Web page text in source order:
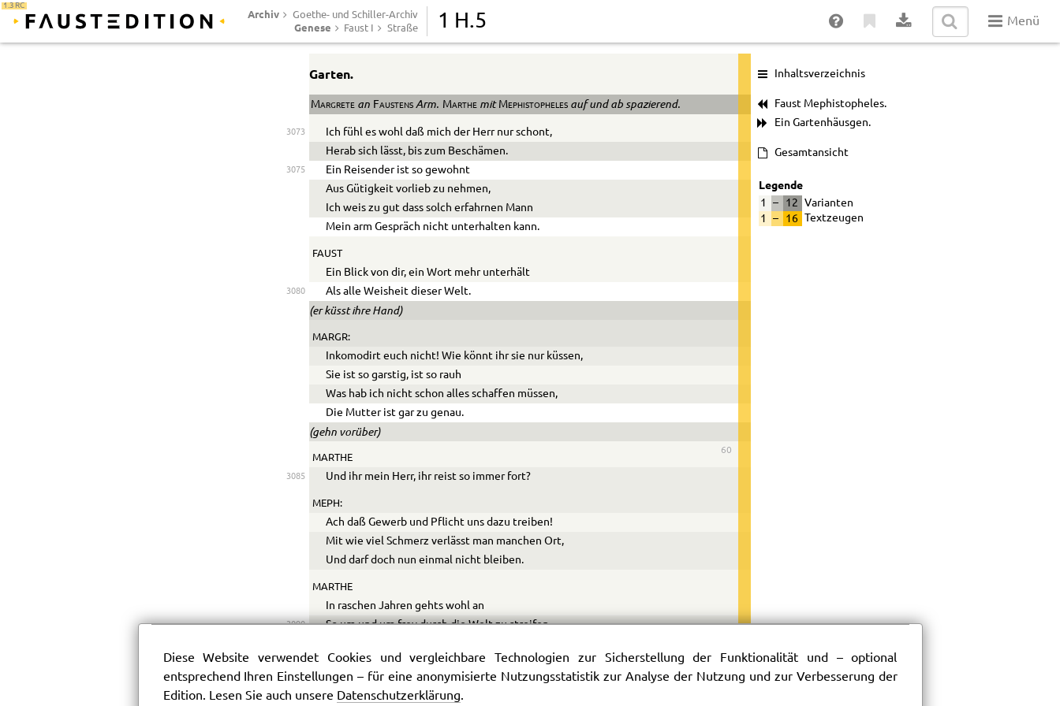
1.3 RC
Archiv Goethe- und Schiller-Archiv
Genese Faust I Straße 1 H.5 Menü
Garten.
Margrete an Faustens Arm. Marthe mit Mephistophelesauf und ab spazierend.
3073
Ich fühl es wohl daß mich der Herr nur schont,
Herab sich lässt, bis zum Beschämen.
3075
Ein Reisender ist so gewohnt
Aus Gütigkeit vorlieb zu nehmen,
Ich weis zu gut dass solch erfahrnen Mann
Mein arm Gespräch nicht unterhalten kann.
FAUST
Ein Blick von dir, ein Wort mehr unterhält
3080 Als alle Weisheit dieser Welt.
(er küsst ihre Hand)
MARGR:
Inkomodirt euch nicht! Wie könnt ihr sie nur küssen,
Sie ist so garstig, ist so rauh
Was hab ich nicht schon alles schaffen müssen,
Die Mutter ist gar zu genau.
(gehn vorüber)
60
MARTHE
3085 Und ihr mein Herr, ihr reist so immer fort?
MEPH:
Ach daß Gewerb und Pflicht uns dazu treiben!
Mit wie viel Schmerz verlässt man manchen Ort,
Und darf doch nun einmal nicht bleiben.
MARTHE
In raschen Jahren gehts wohl an
3090
So um und um frey durch die Welt zu streifen.
Und sich als Hagestolz allein zum Grab zu schleifen,
Das hat noch keinen wohl gethan.
Inhaltsverzeichnis
Faust Mephistopheles.
Ein Gartenhäusgen.
Gesamtansicht
Legende
1 – 12
Varianten
1
– 16 Textzeugen
Diese Website verwendet Cookies und vergleichbare Technologien zur Sicherstellung der Funktionalität und – optional
entsprechend Ihren Einstellungen – für eine anonymisierte Nutzungsstatistik zur Analyse der Nutzung und zur Verbesserung der
Edition. Lesen Sie auch unsere Datenschutzerklärung.